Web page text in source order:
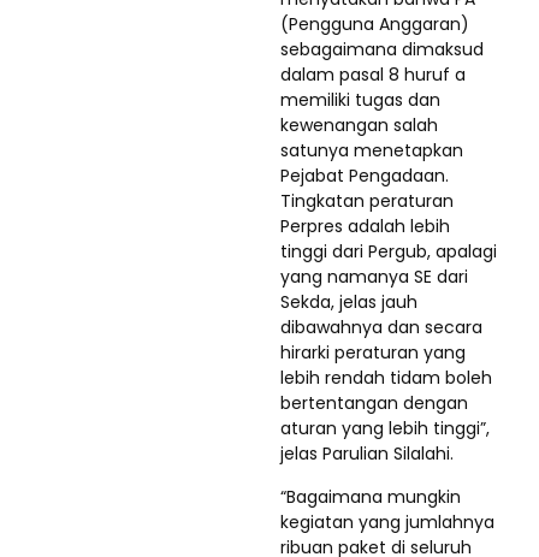
(Pengguna Anggaran)
sebagaimana dimaksud
dalam pasal 8 huruf a
memiliki tugas dan
kewenangan salah
satunya menetapkan
Pejabat Pengadaan.
Tingkatan peraturan
Perpres adalah lebih
tinggi dari Pergub, apalagi
yang namanya SE dari
Sekda, jelas jauh
dibawahnya dan secara
hirarki peraturan yang
lebih rendah tidam boleh
bertentangan dengan
aturan yang lebih tinggi”,
jelas Parulian Silalahi.
“Bagaimana mungkin
kegiatan yang jumlahnya
ribuan paket di seluruh